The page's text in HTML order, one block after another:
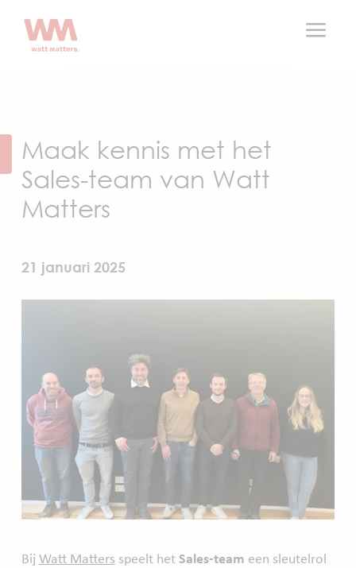
a
Maak kennis met het
Sales-team van Watt
Matters
21 januari 2025
Bij Watt Matters speelt het Sales-team een sleutelrol